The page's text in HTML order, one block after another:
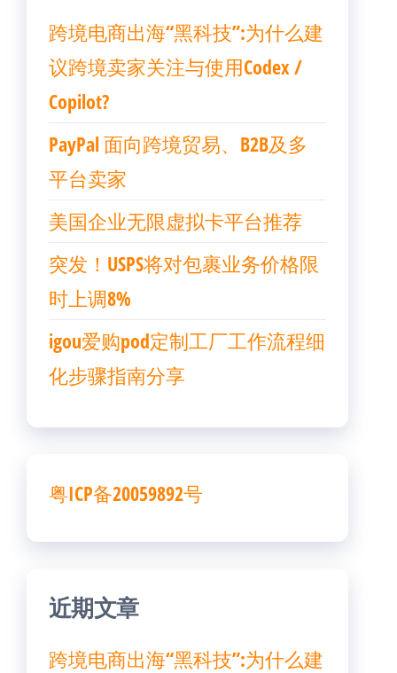
跨境电商出海“黑科技”:为什么建
议跨境卖家关注与使用Codex /
Copilot?
PayPal 面向跨境贸易、B2B及多
平台卖家
美国企业无限虚拟卡平台推荐
突发！USPS将对包裹业务价格限
时上调8%
igou爱购pod定制工厂工作流程细
化步骤指南分享
粤ICP备20059892号
近期文章
跨境电商出海“黑科技”:为什么建